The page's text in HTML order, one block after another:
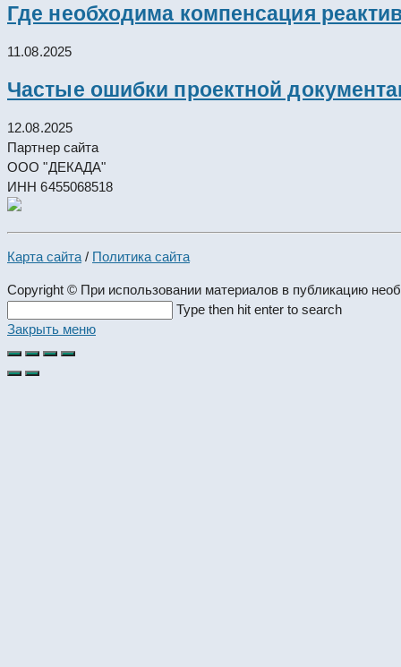
Где необходима компенсация
11.08.2025
Частые ошибки проектной
12.08.2025
Партнер сайта
ООО "ДЕКАДА"
ИНН 6455068518
Карта сайта/ Политика сайта
Copyright © При использовании материалов в публикацию
this
website
Type then hit enter to search
Закрыть меню